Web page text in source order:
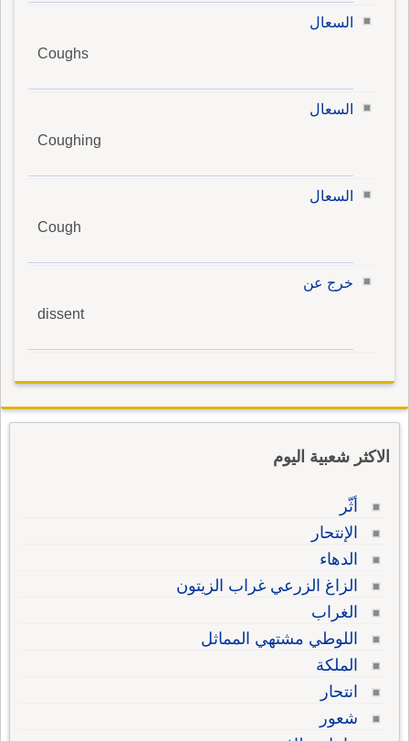
السعال
Coughs
السعال
Coughing
السعال
Cough
خرج عن
dissent
الاكثر شعبية اليوم
أثّر
الإنتحار
الدهاء
الزاغ الزرعي غراب الزيتون
الغراب
اللوطي مشتهي المماثل
الملكة
انتحار
شعور